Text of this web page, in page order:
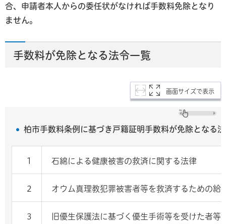
合、申請者本人からの委任状がなければ手数料免除となり
ません。
手数料が免除となる法令一覧
画面サイズで表示
柏市手数料条例に基づき戸籍証明手数料が免除となる
1 石綿による健康被害の救済に関する法律
2 オウム真理教犯罪被害者等を救済するための給
3
旧優生保護法に基づく優生手術等を受けた者等